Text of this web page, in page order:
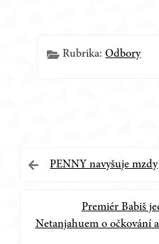
Rubrika:Odbory
Navigace
příspěvek
PENNY navyšuje mzdy
Premiér Babiš
Netanjahuem o očkování